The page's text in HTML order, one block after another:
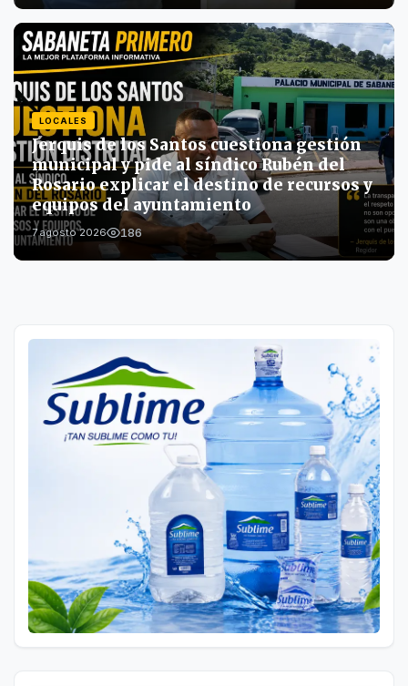
LOCALES
Jerquis de los Santos cuestiona gestión
municipal y pide al síndico Rubén del
Rosario explicar el destino de recursos y
equipos del ayuntamiento
7 agosto 2026 186